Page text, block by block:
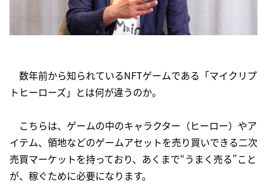
数年前から知られているNFTゲームである「マイクリプ
トヒーローズ」とは何が違うのか。
こちらは、ゲームの中のキャラクター（ヒーロー）やア
イテム、領地などのゲームアセットを売り買いできる二次
売買マーケットを持っており、あくまで“うまく売る”こと
が、稼ぐために必要になります。